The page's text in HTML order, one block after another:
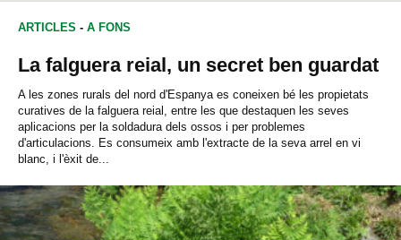
ARTICLES - A FONS
La falguera reial, un secret ben guardat
A les zones rurals del nord d'Espanya es coneixen bé les propietats
curatives de la falguera reial, entre les que destaquen les seves
aplicacions per la soldadura dels ossos i per problemes
d'articulacions. Es consumeix amb l'extracte de la seva arrel en vi
blanc, i l'èxit de...